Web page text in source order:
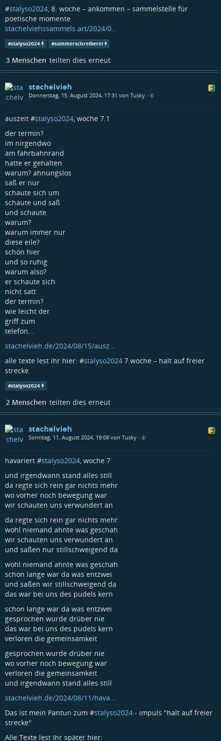
#stalyso2024 , 8. woche – ankommen – sammelstelle für
poetische momente
stachelviehssammels.art/2024/0…
#stalyso2024 #sommerschreiberei
3 Menschen teilten dies erneut
stachelvieh
Donnerstag, 15. August 2024, 17:31 von Tusky •
auszeit #stalyso2024, woche 7.1
der termin?
im nirgendwo
am fahrbahnrand
hatte er gehalten
warum? ahnungslos
saß er nur
schaute sich um
schaute und saß
und schaute
warum?
warum immer nur
diese eile?
schön hier
und so ruhig
warum also?
er schaute sich
nicht satt
der termin?
wie leicht der
griff zum
telefon...
stachelvieh.de/2024/08/15/ausz…
alle texte lest ihr hier: #stalyso2024 7.woche – halt auf freier
strecke
#stalyso2024
2 Menschen teilten dies erneut
stachelvieh
Sonntag, 11. August 2024, 19:08 von Tusky •
havariert #stalyso2024, woche 7
und irgendwann stand alles still
da regte sich rein gar nichts mehr
wo vorher noch bewegung war
wir schauten uns verwundert an
da regte sich rein gar nichts mehr
wohl niemand ahnte was geschah
wir schauten uns verwundert an
und saßen nur stillschweigend da
wohl niemand ahnte was geschah
schon lange war da was entzwei
und saßen wir stillschweigend da
das war bei uns des pudels kern
schon lange war da was entzwei
gesprochen wurde drüber nie
das war bei uns des pudels kern
verloren die gemeinsamkeit
gesprochen wurde drüber nie
wo vorher noch bewegung war
verloren die gemeinsamkeit
und irgendwann stand alles still
stachelvieh.de/2024/08/11/hava…
Das ist mein Pantun zum #stalyso2024 - impuls "halt auf freier
strecke"
Alle Texte lest Ihr später hier: